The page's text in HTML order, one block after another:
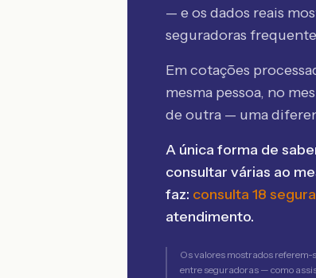
— e os dados reais
seguradoras
Em cotações
mesma pessoa, no
de outra — uma
A única forma de
consultar várias ao
faz: consulta 18
atendimento.
Os valores mostrados referem-
entre seguradoras — como